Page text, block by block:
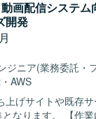
していただきます
コンテナベースの
ョン開発・改善を
技術をキャッチア
る方を求めており
にコミュニケーショ
た上で柔軟に対応
画配信システム
開発
ジニア(業務委託・
・ AWS
上げサイトや既存
作業内容】 クラウド